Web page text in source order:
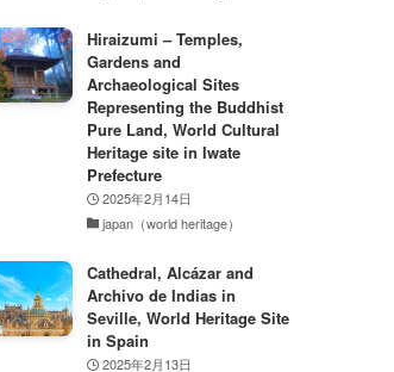
Hiraizumi – Temples,
Gardens and
Archaeological Sites
Representing the Buddhist
Pure Land, World Cultural
Heritage site in Iwate
Prefecture
2025年2月14日
japan（world heritage）
Cathedral, Alcázar and
Archivo de Indias in
Seville, World Heritage Site
in Spain
2025年2月13日